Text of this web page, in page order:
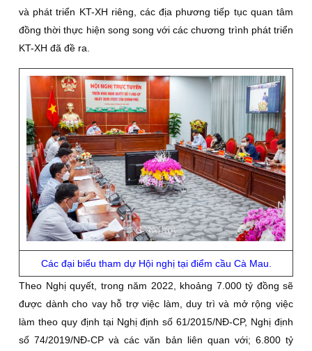
và phát triển KT-XH riêng, các địa phương tiếp tục quan tâm
đồng thời thực hiện song song với các chương trình phát triển
KT-XH đã đề ra.
Các đại biểu tham dự Hội nghị tại điểm cầu Cà Mau.
Theo Nghị quyết, trong năm 2022, khoảng 7.000 tỷ đồng sẽ
được dành cho vay hỗ trợ việc làm, duy trì và mở rộng việc
làm theo quy định tại Nghị định số 61/2015/NĐ-CP, Nghị định
số 74/2019/NĐ-CP và các văn bản liên quan với; 6.800 tỷ